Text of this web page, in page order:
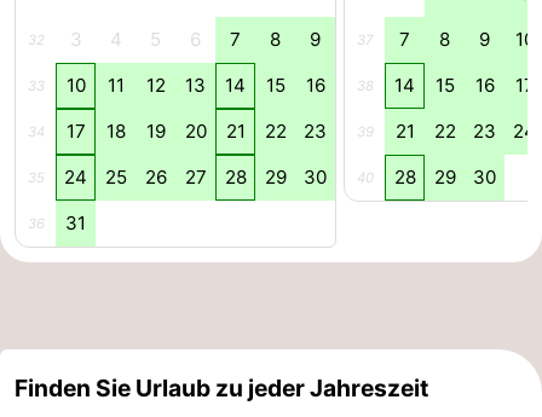
für
Touristen
Medizin
Adressen
Wetter
Kontakt
32 3 4 5 6 7 8 9
33 10 11 12 13 14 15 16
34 17 18 19 20 21 22 23
35 24 25 26 27 28 29 30
36 31
37 7 8 9 10
38 14 15 16 17
39 21 22 23 24
40 28 29 30
Finden Sie Urlaub zu jeder Jahreszeit